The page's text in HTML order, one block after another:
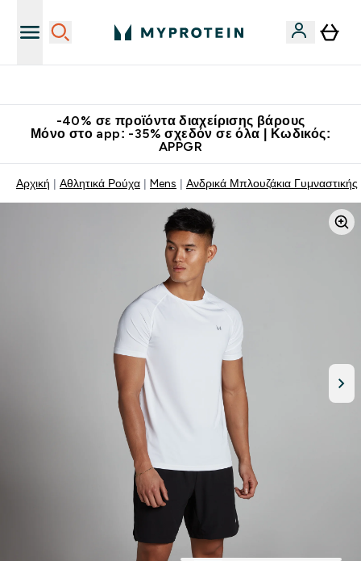
-40% σε προϊόντα διαχείρισης βάρους
Μόνο στο app: -35% σχεδόν σε όλα | Κωδικός:
APPGR
Αρχική Αθλητικά Ρούχα Mens Aνδρικά Μπλουζάκια Γυμναστικής